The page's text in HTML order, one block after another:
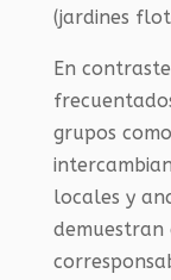
(jardines
En
grupos
locales y
demuestran